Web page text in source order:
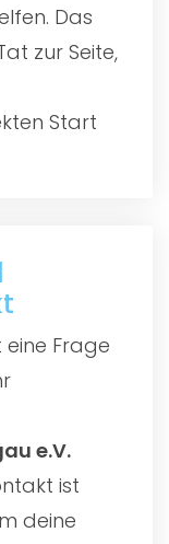
Das
zur Seite,
Start
Frage
e.V.
ist
deine